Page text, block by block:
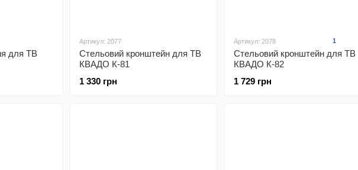
для ТВ
Артикул: 2077
Стельовий кронштейн для ТВ
КВАДО К-81
1 330 грн
Артикул: 2078 1
Стельовий кронштейн для ТВ
КВАДО К-82
1 729 грн